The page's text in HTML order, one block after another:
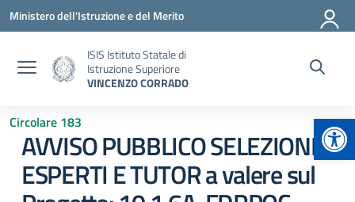
Vai ai contenuti
Vai al menu di navigazione
Vai al footer
Ministero dell'Istruzione e del Merito
ISIS Istituto Statale di
Istruzione Superiore
VINCENZO CORRADO
Circolare 183
AVVISO PUBBLICO SELEZIONE
ESPERTI E TUTOR a valere sul